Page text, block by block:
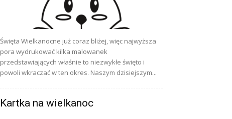
Święta Wielkanocne już coraz bliżej, więc najwyższa
pora wydrukować kilka malowanek
przedstawiających właśnie to niezwykłe święto i
powoli wkraczać w ten okres. Naszym dzisiejszym...
Kartka na wielkanoc